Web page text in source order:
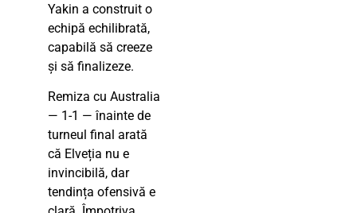
Yakin a construit o
echipă echilibrată,
capabilă să creeze
și să finalizeze.
Remiza cu Australia
— 1-1 — înainte de
turneul final arată
că Elveția nu e
invincibilă, dar
tendința ofensivă e